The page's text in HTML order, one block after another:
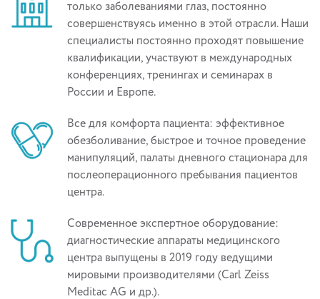
только заболеваниями глаз, постоянно
совершенствуясь именно в этой отрасли. Наши
специалисты постоянно проходят повышение
квалификации, участвуют в международных
конференциях, тренингах и семинарах в
России и Европе.
Все для комфорта пациента: эффективное
обезболивание, быстрое и точное проведение
манипуляций, палаты дневного стационара для
послеоперационного пребывания пациентов
центра.
Современное экспертное оборудование:
диагностические аппараты медицинского
центра выпущены в 2019 году ведущими
мировыми производителями (Carl Zeiss
Meditac AG и др.).